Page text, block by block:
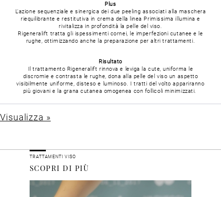
Plus
L'azione sequenziale e sinergica dei due peeling associati alla maschera
riequilibrante e restitutiva in crema della linea Primissima illumina e
rivitalizza in profondità la pelle del viso.
Rigeneralift tratta gli ispessimenti cornei, le imperfezioni cutanee e le
rughe, ottimizzando anche la preparazione per altri trattamenti.
Risultato
Il trattamento Rigeneralift rinnova e leviga la cute, uniforma le
discromie e contrasta le rughe, dona alla pelle del viso un aspetto
visibilmente uniforme, disteso e luminoso. I tratti del volto appariranno
più giovani e la grana cutanea omogenea con follicoli minimizzati.
Visualizza »
TRATTAMENTI VISO
SCOPRI DI PIÙ